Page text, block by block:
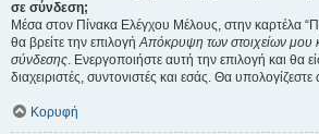
σε σύνδεση;
Μέσα στον Πίνακα Ελέγχου Μέλους, στην καρτέλα
θα βρείτε την επιλογήΑπόκρυψη των στοιχείων μου
σύνδεσης. Ενεργοποιήστε αυτή την επιλογή και θα
διαχειριστές, συντονιστές και εσάς. Θα
Κορυφή